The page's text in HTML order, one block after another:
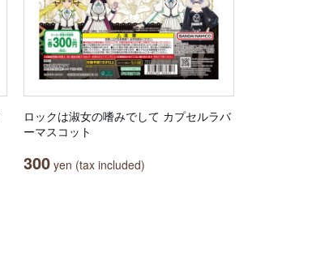
ロックは淑女の嗜みでして カプセルラバ
ーマスコット
300 yen (tax included)